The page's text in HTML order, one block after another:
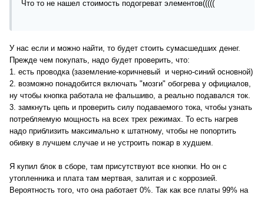
Что то не нашел стоимость подогреват элементов(((((
У нас если и можно найти, то будет стоить сумасшедших денег.
Прежде чем покупать, надо будет проверить, что:
1. есть проводка (заземление-коричневый и черно-синий основной)
2. возможно понадобится включать "мозги" обогрева у официалов,
ну чтобы кнопка работала не фальшиво, а реально подавался ток.
3. замкнуть цепь и проверить силу подаваемого тока, чтобы узнать
потребляемую мощность на всех трех режимах. То есть нагрев
надо приблизить максимально к штатному, чтобы не попортить
обивку в лучшем случае и не устроить пожар в худшем.
Я купил блок в сборе, там присутствуют все кнопки. Но он с
утопленника и плата там мертвая, залитая и с коррозией.
Вероятность того, что она работает 0%. Так как все платы 99% на